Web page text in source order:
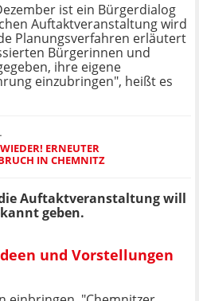
ist ein Bürgerdialog
Auftaktveranstaltung wird
Planungsverfahren erläutert
Bürgerinnen und
ihre eigene
einzubringen", heißt es
ERNEUTER
IN CHEMNITZ
Auftaktveranstaltung will
geben.
und Vorstellungen